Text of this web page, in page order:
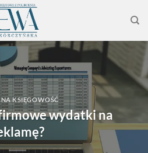
KSIĘGOWOŚĆ
wydatki na